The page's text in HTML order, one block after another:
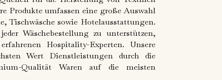
Produkte umfassen eine große Auswahl
Tischwäsche sowie Hotelausstattungen.
Wäschebestellung zu unterstützen,
Hospitality-Experten. Unsere
Wert Dienstleistungen durch die
Qualität Waren auf die meisten